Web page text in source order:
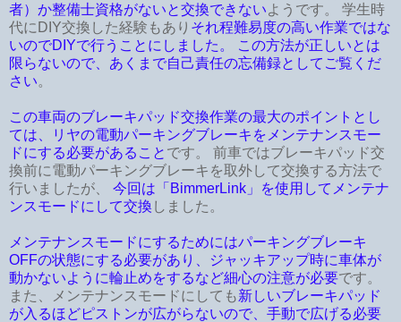
者）か整備士資格がないと交換できないようです。 学生時
代にDIY交換した経験もあり それ程難易度の高い作業ではな
いのでDIYで行うことにしました。 この方法が正しいとは
限らないので、あくまで自己責任の忘備録としてご覧くだ
さい。
この車両のブレーキパッド交換作業の最大のポイントとし
ては、リヤの電動パーキングブレーキをメンテナンスモー
ドにする必要があること です。 前車ではブレーキパッド交
換前に電動パーキングブレーキを取外して交換する方法で
行いましたが、 今回は「BimmerLink」を使用してメンテナ
ンスモードにして交換 しました。
メンテナンスモードにするためにはパーキングブレーキ
OFFの状態にする必要があり、ジャッキアップ時に車体が
動かないように輪止めをするなど細心の注意が必要です。
また、メンテナンスモードにしても新しいブレーキパッド
が入るほどピストンが広がらないので、手動で広げる必要